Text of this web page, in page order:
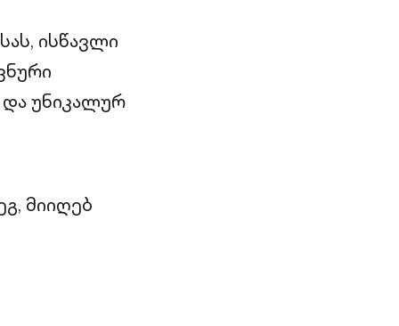
ისწავლი
უნიკალურ
მიიღებ